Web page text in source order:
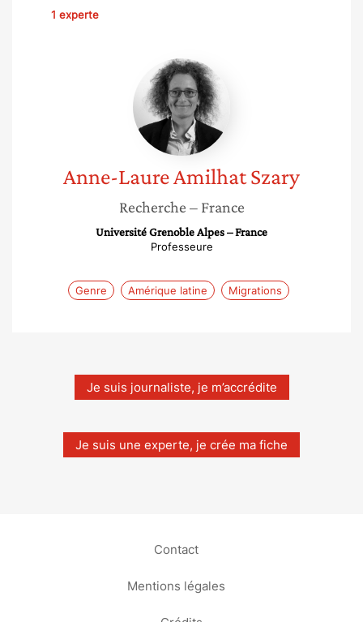
1 experte
Anne-
Laure
Amilhat
Szary
Anne-LaureAmilhat Szary
Recherche – France
Université Grenoble Alpes – France
Professeure
Genre Amérique latine Migrations
Je suis journaliste, je m’accrédite
Je suis une experte, je crée ma fiche
Contact
Mentions légales